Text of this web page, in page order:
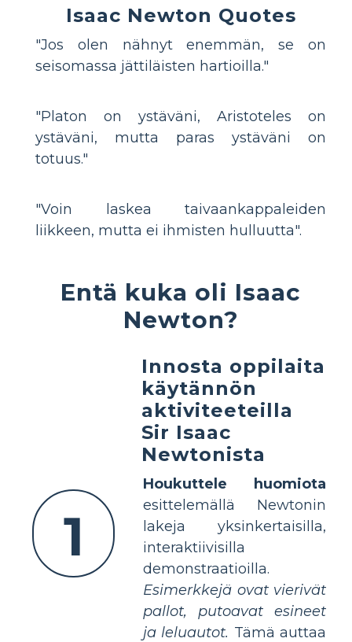
Isaac Newton Quotes
"Jos olen nähnyt enemmän, se on
seisomassa jättiläisten hartioilla."
"Platon on ystäväni, Aristoteles on
ystäväni, mutta paras ystäväni on
totuus."
"Voin laskea taivaankappaleiden
liikkeen, mutta ei ihmisten hulluutta".
Entä kuka oli Isaac
Newton?
1
Innosta oppilaita
käytännön
aktiviteeteilla
Sir Isaac
Newtonista
Houkuttele huomiota
esittelemällä Newtonin
lakeja yksinkertaisilla,
interaktiivisilla
demonstraatioilla.
Esimerkkejä ovat vierivät
pallot, putoavat esineet
ja leluautot. Tämä auttaa